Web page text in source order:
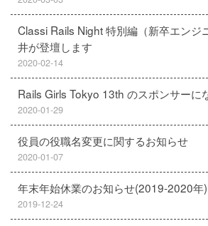
Classi Rails Night 特別編（新卒エンジ
井が登壇します
2020-02-14
Rails Girls Tokyo 13th のスポンサーに
2020-01-29
役員の役職名変更に関するお知らせ
2020-01-07
年末年始休業のお知らせ(2019-2020年)
2019-12-24